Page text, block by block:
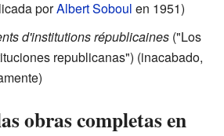
porAlbert Soboul en 1951)
d'institutions républicaines ("Los
republicanas") (inacabado,
obras completas en